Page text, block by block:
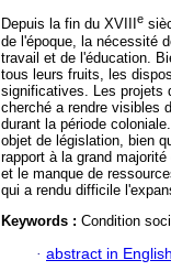
Depuis la fin du XVIII e
de l'époque, la nécessité
travail et de l'éducation.
tous leurs fruits, les
significatives. Les projets
cherché a rendre visibles
durant la période
objet de législation, bien
rapport à la grand
et le manque de
qui a rendu difficile
Keywords : Condition
· abstract in English